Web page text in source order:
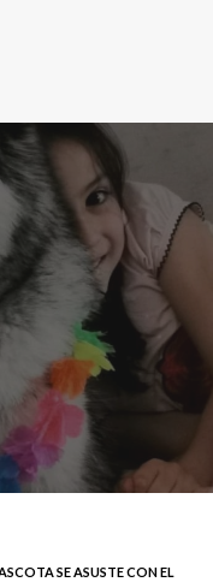
SE ASUSTE CON EL